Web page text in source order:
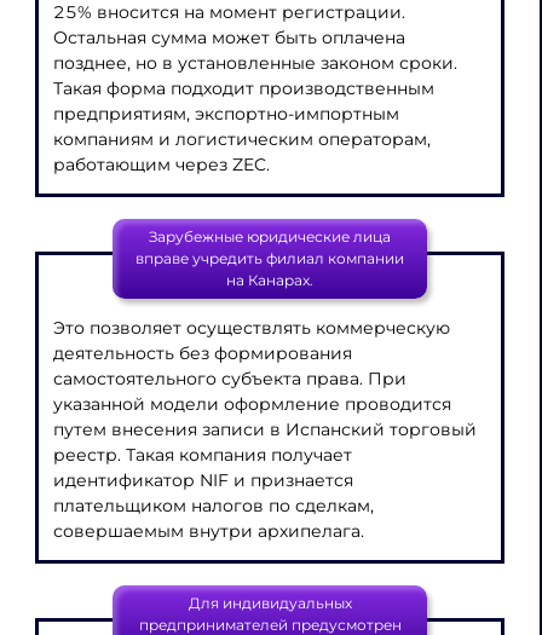
25% вносится на момент регистрации.
Остальная сумма может быть оплачена
позднее, но в установленные законом сроки.
Такая форма подходит производственным
предприятиям, экспортно-импортным
компаниям и логистическим операторам,
работающим через ZEC.
Зарубежные юридические лица
вправе учредить филиал компании
на Канарах.
Это позволяет осуществлять коммерческую
деятельность без формирования
самостоятельного субъекта права. При
указанной модели оформление проводится
путем внесения записи в Испанский торговый
реестр. Такая компания получает
идентификатор NIF и признается
плательщиком налогов по сделкам,
совершаемым внутри архипелага.
Для индивидуальных
предпринимателей предусмотрен